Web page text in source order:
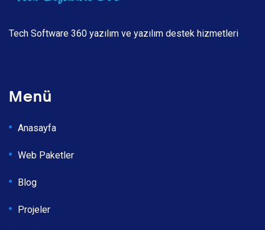
Tech Software 360 yazılım ve yazılım destek hizmetleri
Menü
Anasayfa
Web Paketler
Blog
Projeler